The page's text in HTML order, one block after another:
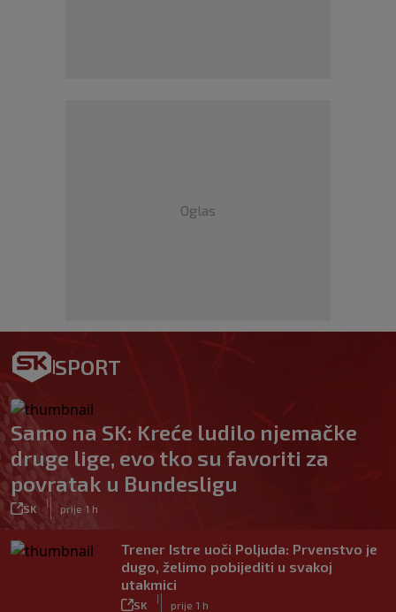
Oglas
SPORT
Samo na SK: Kreće ludilo njemačke
druge lige, evo tko su favoriti za
povratak u Bundesligu
SK
|
prije 1 h
Trener Istre uoči Poljuda: Prvenstvo je
dugo, želimo pobijediti u svakoj
utakmici
SK
|
prije 1 h